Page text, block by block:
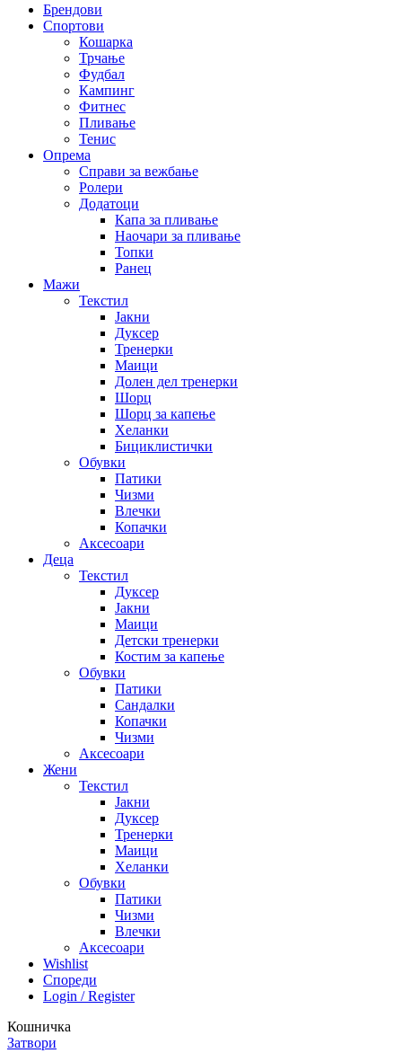
Брендови
Спортови
Кошарка
Трчање
Фудбал
Кампинг
Фитнес
Пливање
Тенис
Опрема
Справи за вежбање
Ролери
Додатоци
Капа за пливање
Наочари за пливање
Топки
Ранец
Мажи
Текстил
Јакни
Дуксер
Тренерки
Маици
Долен дел тренерки
Шорц
Шорц за капење
Хеланки
Бициклистички
Обувки
Патики
Чизми
Влечки
Копачки
Аксесоари
Деца
Текстил
Дуксер
Јакни
Маици
Детски тренерки
Костим за капење
Обувки
Патики
Сандалки
Копачки
Чизми
Аксесоари
Жени
Текстил
Јакни
Дуксер
Тренерки
Маици
Хеланки
Обувки
Патики
Чизми
Влечки
Аксесоари
Wishlist
Спореди
Login / Register
Кошничка
Затвори